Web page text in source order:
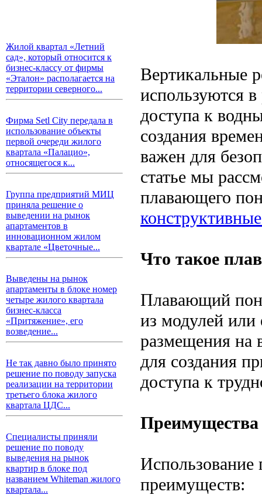
Жилой квартал «Летний
сад», который относится к
бизнес-классу от фирмы
«Эталон» располагается на
территории северного...
Фирма Setl City передала в
использование объекты
первой очереди жилого
квартала «Палацио»,
относящегося к...
Группа предприятий МИЦ
приняла решение о
выведении на рынок
апартаментов в
инновационном жилом
квартале «Цветочные...
Выведены на рынок
апартаменты в блоке номер
четыре жилого квартала
бизнес-класса
«Притяжение», его
возведение...
Не так давно было принято
решение по поводу запуска
реализации на территории
третьего блока жилого
квартала ЦДС...
Специалисты приняли
решение по поводу
выведения на рынок
квартир в блоке под
названием Whiteman жилого
квартала...
Вертикальные
используются
доступа к
создания
важен для
статье мы
плавающего
Что такое
Плавающий
из модулей или
размещения на
для создания
доступа к
Преимущества
Использование
преимуществ: